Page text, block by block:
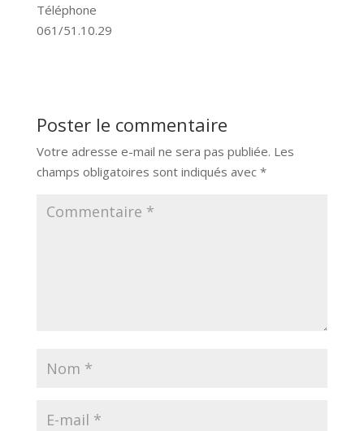
Téléphone
061/51.10.29
Poster le commentaire
Votre adresse e-mail ne sera pas publiée. Les
champs obligatoires sont indiqués avec *